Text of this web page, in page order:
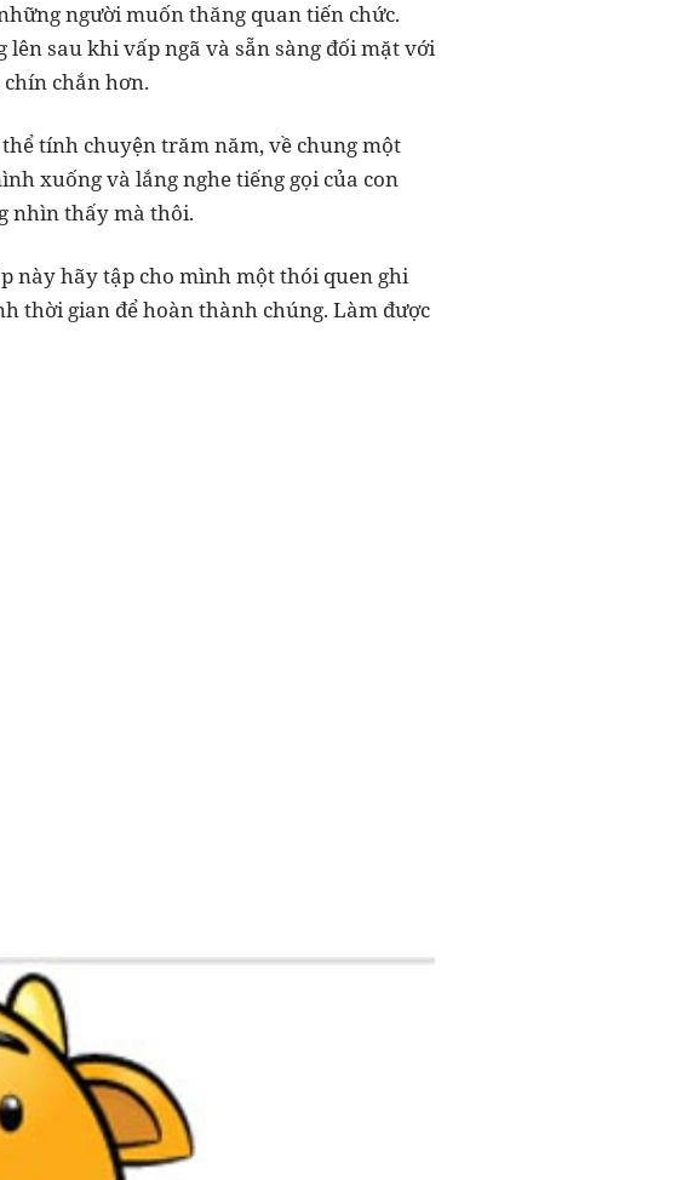
người muốn thăng quan tiến chức.
sau khi vấp ngã và sẵn sàng đối mặt với
chắn hơn.
tính chuyện trăm năm, về chung một
xuống và lắng nghe tiếng gọi của con
nhìn thấy mà thôi.
này hãy tập cho mình một thói quen ghi
thời gian để hoàn thành chúng. Làm được